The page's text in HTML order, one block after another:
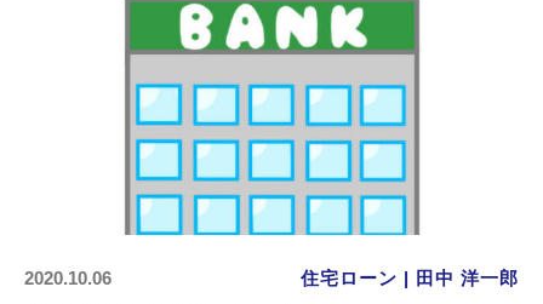
2020.10.06 住宅ローン | 田中 洋一郎